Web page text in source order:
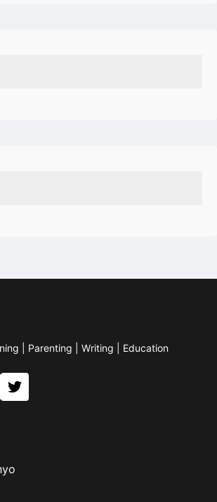
| Parenting | Writing | Education
Twitter